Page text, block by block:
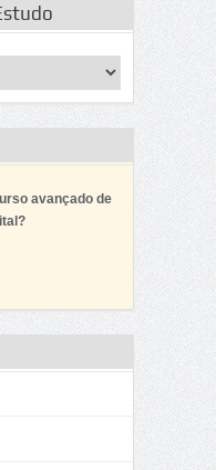
avançado de